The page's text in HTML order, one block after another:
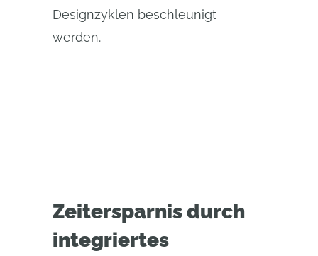
Designzyklen beschleunigt
werden.
Zeitersparnis durch
integriertes